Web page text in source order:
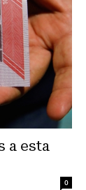
a esta
0